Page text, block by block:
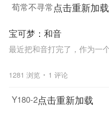
荀常不寻常点击重新加载
宝可梦：和音
1281 浏览 1 评论
Y180-2点击重新加载